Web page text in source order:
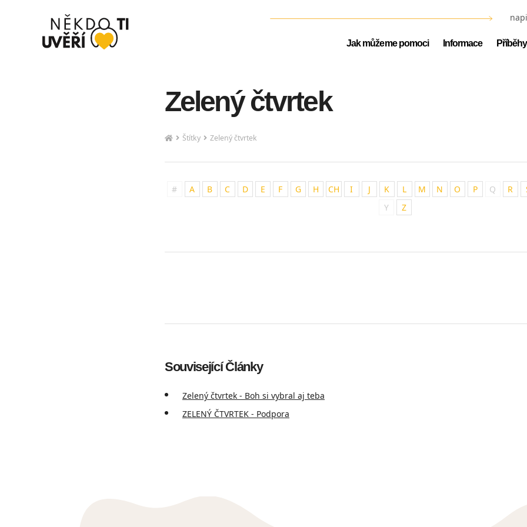
Jak můžeme pomoci Informace
Zelený čtvrtek
Štítky Zelený čtvrtek
# A B C D E F G H CH I J K L M N O P Q R
Y
Z
Související Články
Zelený čtvrtek - Boh si vybral aj teba
ZELENÝ ČTVRTEK - Podpora